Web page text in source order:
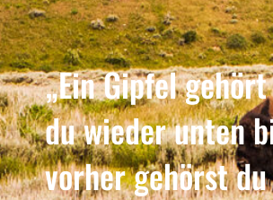
„Ein Gipfel
du wieder unten
vorher gehörst